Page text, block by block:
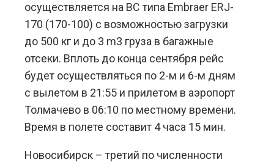
осуществляется на ВС типа Embraer ERJ-
170 (170-100) с возможностью загрузки
до 500 кг и до 3 m3 груза в багажные
отсеки. Вплоть до конца сентября рейс
будет осуществляться по 2-м и 6-м дням
с вылетом в 21:55 и прилетом в аэропорт
Толмачево в 06:10 по местному времени.
Время в полете составит 4 часа 15 мин.
Новосибирск – третий по численности